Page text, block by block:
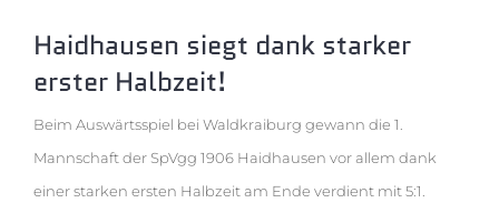
Haidhausen siegt dank starker
erster Halbzeit!
Beim Auswärtsspiel bei Waldkraiburg gewann die 1.
Mannschaft der SpVgg 1906 Haidhausen vor allem dank
einer starken ersten Halbzeit am Ende verdient mit 5:1.